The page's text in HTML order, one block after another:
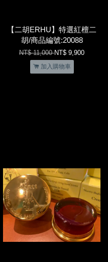
【二胡ERHU】特選紅檀二
胡/商品編號:20088
NT$ 11,000NT$ 9,900
加入購物車